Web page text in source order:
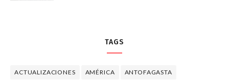
TAGS
ACTUALIZACIONES AMÉRICA ANTOFAGASTA